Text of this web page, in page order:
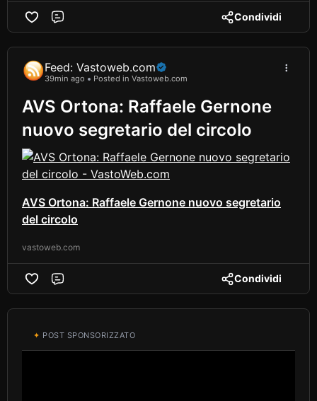
Condividi
Feed: Vastoweb.com
39min ago Posted in Vastoweb.com
AVS Ortona: Raffaele Gernone
nuovo segretario del circolo
AVS Ortona: Raffaele Gernone nuovo segretario
del circolo
vastoweb.com
Condividi
✦ POST SPONSORIZZATO